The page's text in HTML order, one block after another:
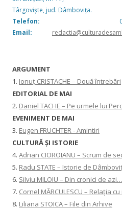
Târgoviște, jud. Dâmbovița.
Telefon:
Email:
ARGUMENT
1. Ionuț CRISTACHE – Două întrebări
EDITORIAL DE MAI
2. Daniel TACHE – Pe urmele lui
EVENIMENT DE MAI
3. Eugen FRUCHTER - Amintiri
CULTURĂ ŞI ISTORIE
4. Adrian CIOROIANU – Scrum de
5. Radu STATE – Istorie de
6. Silviu MILOIU – Din cronici de azi…
7. Cornel MĂRCULESCU – Relația
8. Liliana STOICA – File din Arhive